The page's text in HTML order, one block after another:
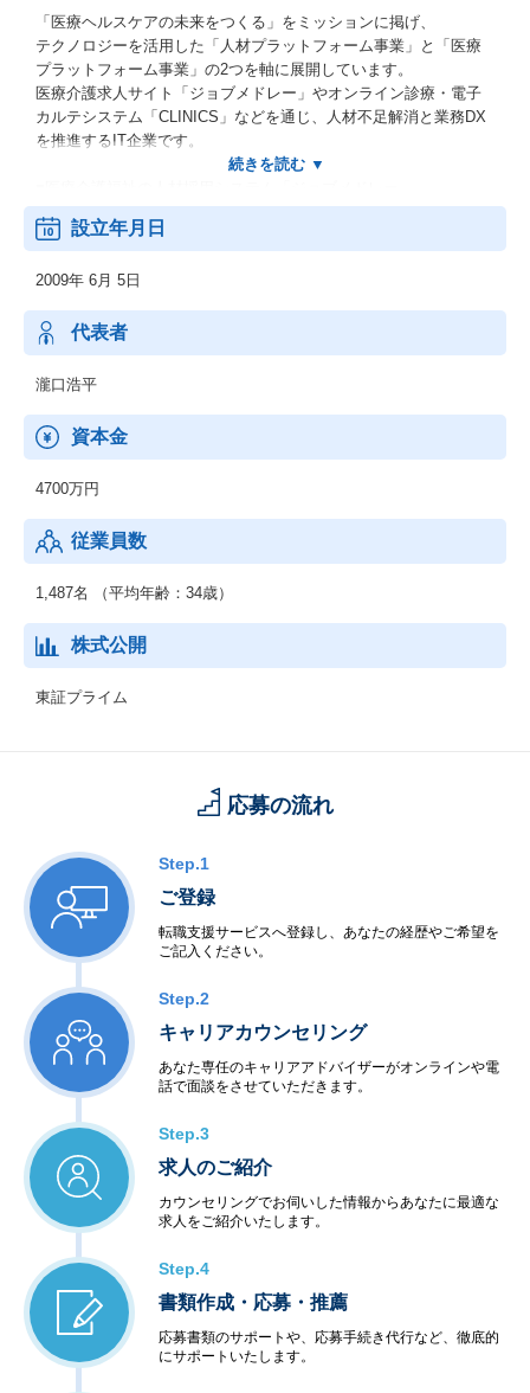
「医療ヘルスケアの未来をつくる」をミッションに掲げ、
テクノロジーを活用した「人材プラットフォーム事業」と「医療
プラットフォーム事業」の2つを軸に展開しています。
医療介護求人サイト「ジョブメドレー」やオンライン診療・電子
カルテシステム「CLINICS」などを通じ、人材不足解消と業務DX
を推進するIT企業です。
■クラウド診療支援システム「CLINICS」
■オンライン医療事典「MEDLEY」
■患者とつながる調剤薬局窓口支援システム「Pharms」
設立年月日
2009年 6月 5日
代表者
瀧口浩平
資本金
4700万円
従業員数
1,487名 （平均年齢：34歳）
株式公開
東証プライム
応募の流れ
Step.1
ご登録
転職支援サービスへ登録し、あなたの経歴やご希望を
ご記入ください。
Step.2
キャリアカウンセリング
あなた専任のキャリアアドバイザーがオンラインや電
話で面談をさせていただきます。
Step.3
求人のご紹介
カウンセリングでお伺いした情報からあなたに最適な
求人をご紹介いたします。
Step.4
書類作成・応募・推薦
応募書類のサポートや、応募手続き代行など、徹底的
にサポートいたします。